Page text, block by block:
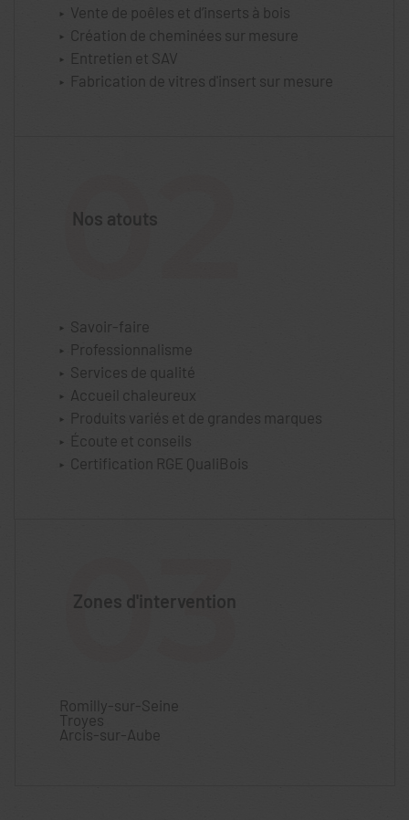
Vente de poêles et d’inserts à bois
Création de cheminées sur mesure
Entretien et SAV
Fabrication de vitres d'insert sur mesure
02
Nos atouts
Savoir-faire
Professionnalisme
Services de qualité
Accueil chaleureux
Produits variés et de grandes marques
Écoute et conseils
Certification RGE QualiBois
03
Zones d'intervention
Romilly-sur-Seine
Troyes
Arcis-sur-Aube